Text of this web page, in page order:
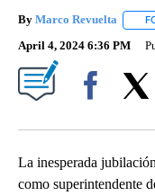
By Marco Revuelta
April 4, 2024 6:36 PM
La inesperada
como superintendente